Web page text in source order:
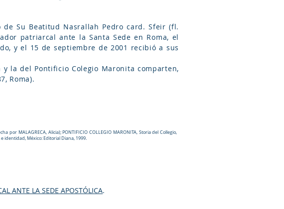
Su Beatitud Nasrallah Pedro card. Sfeir (fl.
patriarcal ante la Santa Sede en Roma, el
y el 15 de septiembre de 2001 recibió a sus
la del Pontificio Colegio Maronita comparten,
Roma).
MALAGRECA, Alicia); PONTIFICIO COLLEGIO MARONITA, Storia del Collegio,
e identidad, México: Editorial Diana, 1999.
ANTE LA SEDE APOSTÓLICA.